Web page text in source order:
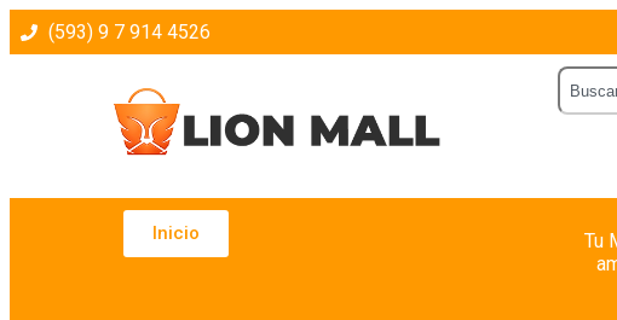
(593) 9 7 914 4526
Inicio
Tu